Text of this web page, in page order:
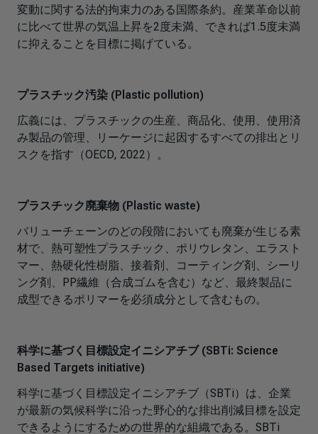
変動に関する法的拘束力のある国際条約。産業革命以前
に比べて世界の気温上昇を2度未満、できれば1.5度未満
に抑えることを目標に掲げている。
プラスチック汚染 (Plastic pollution)
広義には、プラスチックの生産、商品化、使用、使用済
み製品の管理、リーケージに起因するすべての排出とリ
スクを指す（OECD, 2022）。
プラスチック廃棄物 (Plastic waste)
バリューチェーンのどの段階においても廃棄が生じる素
材で、熱可塑性プラスチック、ポリウレタン、エラスト
マー、熱硬化性樹脂、接着剤、コーティング剤、シーリ
ング剤、PP繊維（合成ゴムを含む）など、最終製品に
成型できるポリマーを必須成分として含むもの。
科学に基づく目標設定イニシアチブ (SBTi: Science
Based Targets initiative)
科学に基づく目標設定イニシアチブ（SBTi）は、企業
が最新の気候科学に沿った野心的な排出削減目標を設定
できるようにするための世界的な組織である。SBTi